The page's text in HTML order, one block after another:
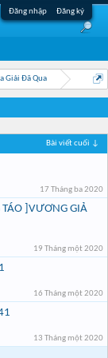
Đăng nhập Đăng ký
Giải Đã Qua
Bài viết cuối ↓
17 Tháng ba 2020
TÁO ]VƯƠNG GIẢ
19 Tháng một 2020
16 Tháng một 2020
13 Tháng một 2020